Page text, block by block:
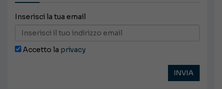
Inserisci la tua email
Accetto la privacy